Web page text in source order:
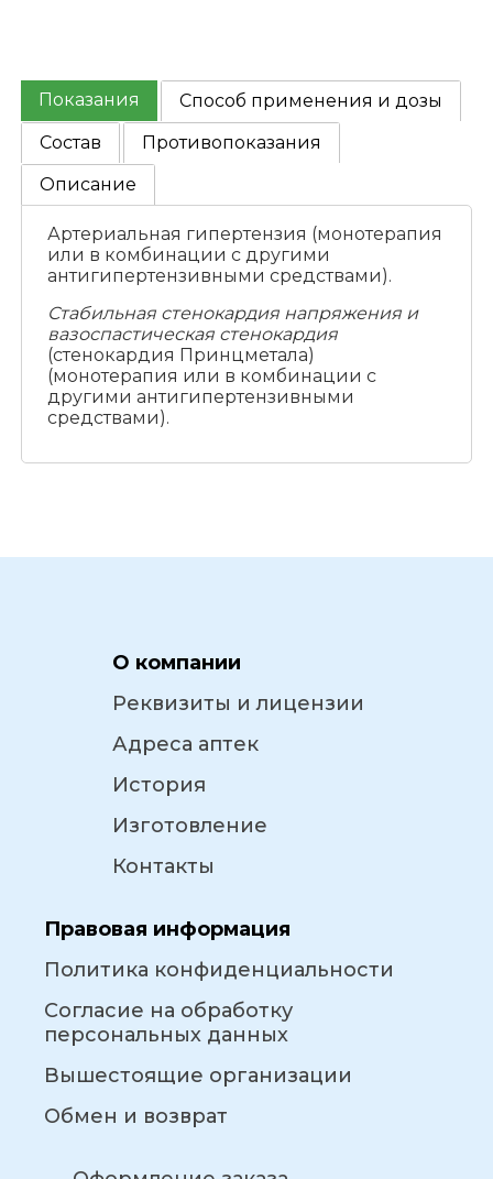
Показания
Способ применения и дозы
Состав
Противопоказания
Описание
Артериальная гипертензия (монотерапия
или в комбинации с другими
антигипертензивными средствами).
Стабильная стенокардия напряжения и
вазоспастическая стенокардия
(стенокардия Принцметала)
(монотерапия или в комбинации с
другими антигипертензивными
средствами).
О компании
Реквизиты и лицензии
Адреса аптек
История
Изготовление
Контакты
Правовая информация
Политика конфиденциальности
Согласие на обработку
персональных данных
Вышестоящие организации
Обмен и возврат